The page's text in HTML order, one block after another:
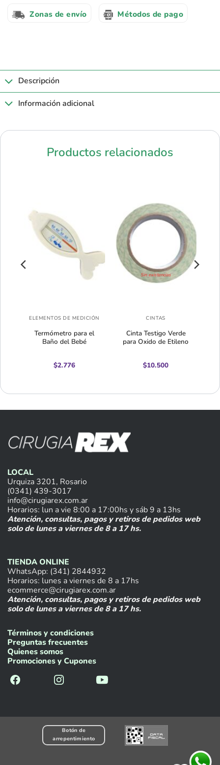
Zonas de envío Métodos de pago
Descripción
Información adicional
Productos relacionados
ELEMENTOS DE MEDICIÓN
Termómetro para el
Baño del Bebé
$2.776
Sin existencias
CINTAS
Cinta Testigo Verde
para Oxido de Etileno
$10.500
LOCAL
Urquiza 3201, Rosario
(0341) 439-3017
info@cirugiarex.com.ar
Horarios: lun a vie 8:00 a 17:00hs y sáb 9 a 13hs
Atención, consultas, pagos y retiros de pedidos web
solo de lunes a viernes de 8 a 17 hs.
TIENDA ONLINE
WhatsApp: (341) 2844932
Horarios: lunes a viernes de 8 a 17hs
ecommerce@cirugiarex.com.ar
Atención, consultas, pagos y retiros de pedidos web
solo de lunes a viernes de 8 a 17 hs.
Términos y condiciones
Preguntas frecuentes
Quienes somos
Promociones y Cupones
Botón de
arrepentimiento